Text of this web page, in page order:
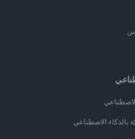
بالذكاء الاصطناعي